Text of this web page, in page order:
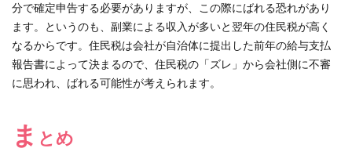
分で確定申告する必要がありますが、この際にばれる恐れがあり
ます。というのも、副業による収入が多いと翌年の住民税が高く
なるからです。住民税は会社が自治体に提出した前年の給与支払
報告書によって決まるので、住民税の「ズレ」から会社側に不審
に思われ、ばれる可能性が考えられます。
ま とめ